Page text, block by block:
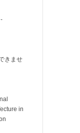
きませ
in